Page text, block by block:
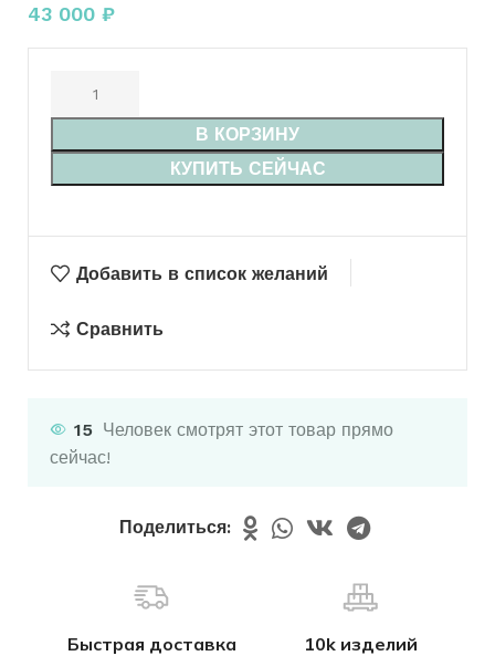
43 000 ₽
В КОРЗИНУ
КУПИТЬ СЕЙЧАС
Добавить в список желаний
Сравнить
15 Человек смотрят этот товар прямо
сейчас!
Поделиться:
Быстрая доставка 10k изделий